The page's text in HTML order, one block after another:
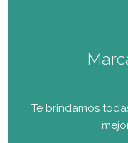
Te brindamos